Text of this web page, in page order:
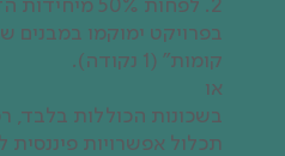
2. לפחות 50%
בפרויקט ימוקמו במבנים
קומות" (1 נקודה).
או
בשכונות הכוללות בלבד,
תכלול אפשרויות פיננסית